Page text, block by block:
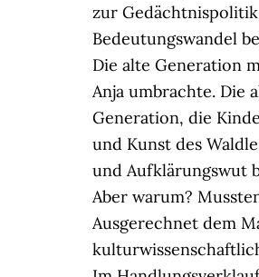
zur
Bedeutungswandel
Die alte Generation
Anja umbrachte. Die
Generation, die
und Kunst des
und Aufklärungswut
Aber warum?
Ausgerechnet dem